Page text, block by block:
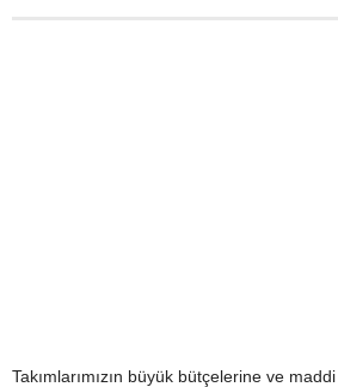
Takımlarımızın büyük bütçelerine ve